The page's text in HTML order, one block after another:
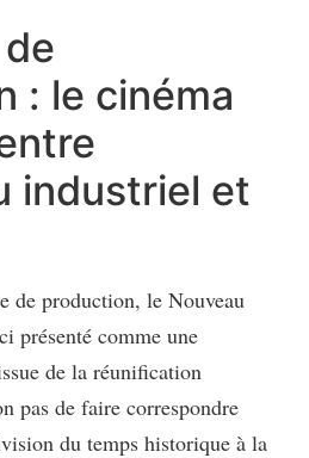
: le cinéma
industriel et
de production, le Nouveau
présenté comme une
de la réunification
pas de faire correspondre
du temps historique à la